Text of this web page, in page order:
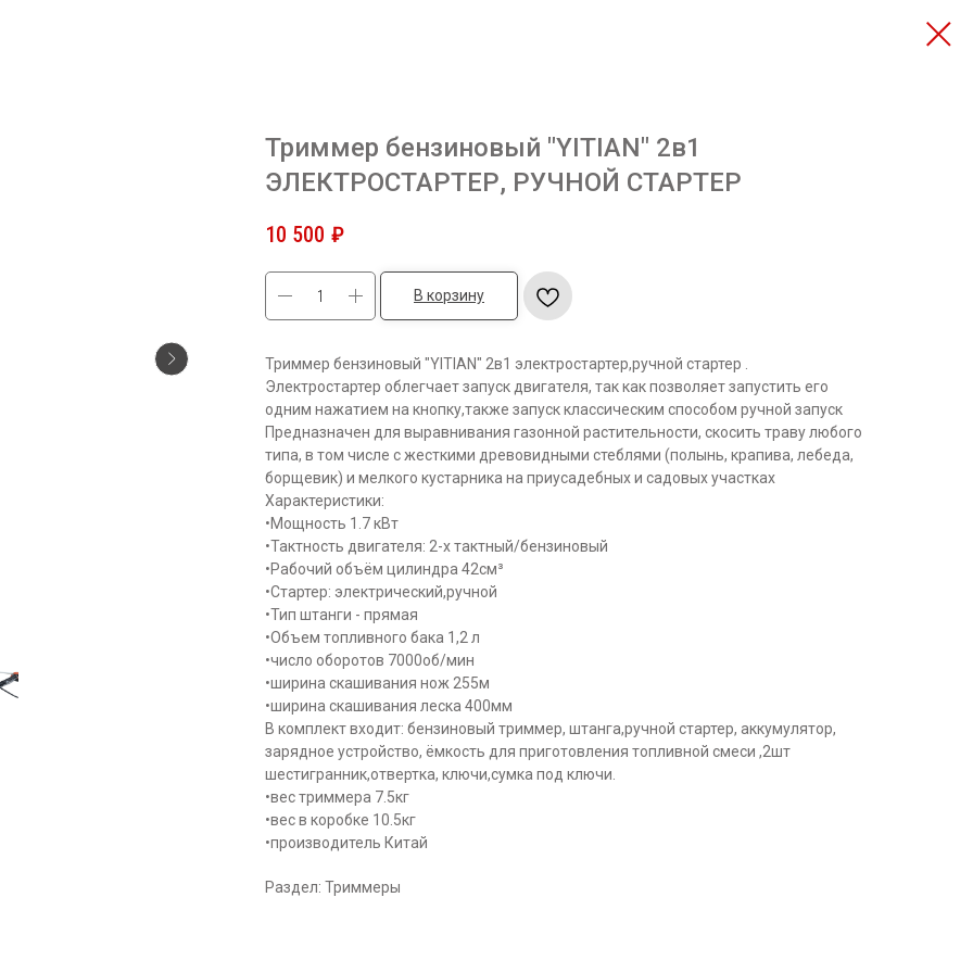
Триммер бензиновый "YITIAN" 2в1
ЭЛЕКТРОСТАРТЕР, РУЧНОЙ СТАРТЕР
10 500 ₽
В корзину
Триммер бензиновый "YITIAN" 2в1 электростартер,ручной стартер .
Электростартер облегчает запуск двигателя, так как позволяет запустить его
одним нажатием на кнопку,также запуск классическим способом ручной запуск
Предназначен для выравнивания газонной растительности, скосить траву любого
типа, в том числе с жесткими древовидными стеблями (полынь, крапива, лебеда,
борщевик) и мелкого кустарника на приусадебных и садовых участках
Характеристики:
•Мощность 1.7 кВт
•Тактность двигателя: 2-х тактный/бензиновый
•Рабочий объём цилиндра 42см³
•Стартер: электрический,ручной
•Тип штанги - прямая
•Объем топливного бака 1,2 л
•число оборотов 7000об/мин
•ширина скашивания нож 255м
•ширина скашивания леска 400мм
В комплект входит: бензиновый триммер, штанга,ручной стартер, аккумулятор,
зарядное устройство, ёмкость для приготовления топливной смеси ,2шт
шестигранник,отвертка, ключи,сумка под ключи.
•вес триммера 7.5кг
•вес в коробке 10.5кг
•производитель Китай
Раздел: Триммеры